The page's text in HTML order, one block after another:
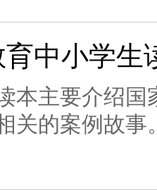
经济社会高
展演队首演
国家安全观
茶”比喻、
育中小学
本主要介绍
关的案例故